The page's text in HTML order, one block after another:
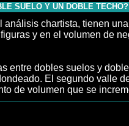
SUELO Y UN DOBLE TECHO?
análisis chartista, tienen
y en el volumen de
entre dobles suelos y
El segundo valle
de volumen que se